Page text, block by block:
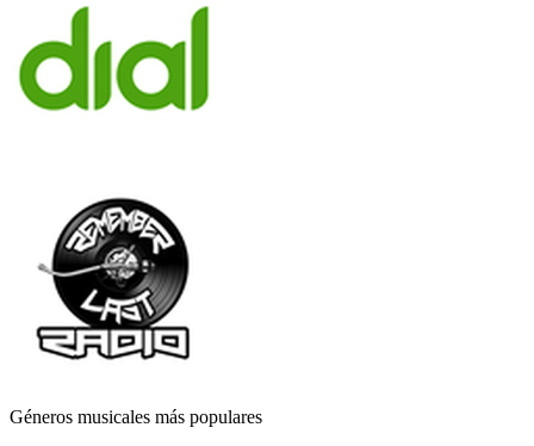
Géneros musicales más populares